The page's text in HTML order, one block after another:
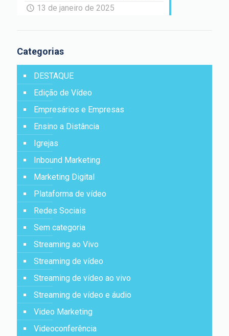
13 de janeiro de 2025
Categorias
DESTAQUE
Edição de Vídeo
Empresários e Empresas
Ensino a Distância
Igrejas
Inbound Marketing
Marketing Digital
Plataforma de vídeo
Redes Sociais
Sem categoria
Streaming ao Vivo
Streaming de vídeo
Streaming de vídeo ao vivo
Streaming de vídeo e áudio
Video Marketing
Videoconferência